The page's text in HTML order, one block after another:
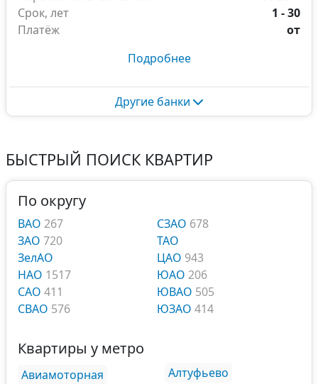
Срок, лет
1 - 30
Платёж
от
Подробнее
Другие банки
БЫСТРЫЙ ПОИСК КВАРТИР
По округу
ВАО 267
ЗАО 720
ЗелАО
НАО 1517
САО 411
СВАО 576
СЗАО 678
ТАО
ЦАО 943
ЮАО 206
ЮВАО 505
ЮЗАО 414
Квартиры у метро
Авиамоторная
Алтуфьево